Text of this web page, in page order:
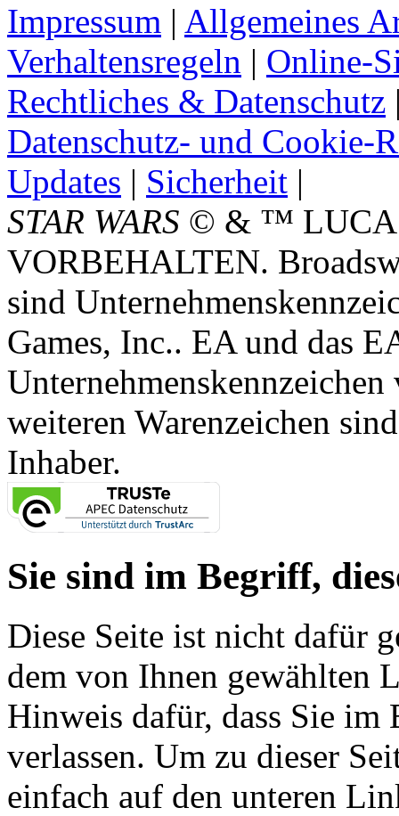
Impressum | Allgemeines
Verhaltensregeln | Online-
Rechtliches & Datenschutz
Datenschutz- und Cookie-
Updates | Sicherheit |
STAR WARS © & ™
VORBEHALTEN.
sind
Games, Inc.. EA und das
weiteren Warenzeichen
Inhaber.
Sie sind im Begriff,
Diese Seite ist nicht dafür
dem von Ihnen gewählten
Hinweis dafür, dass Sie im
verlassen. Um zu dieser
einfach auf den unteren